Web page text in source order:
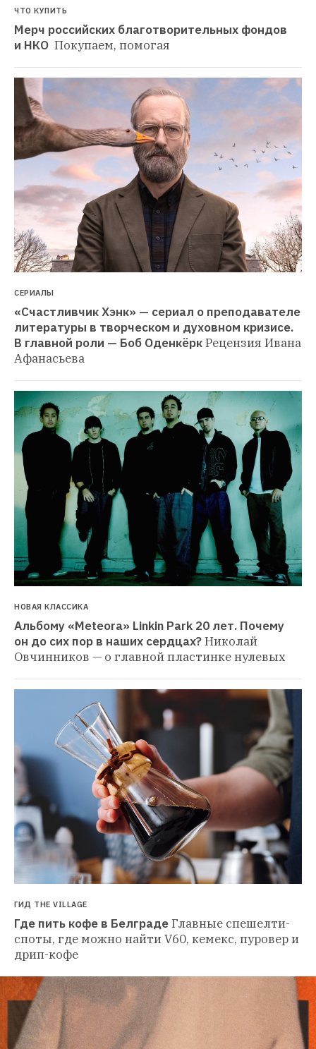
ЧТО КУПИТЬ
Мерч российских благотворительных фондов
и НКО Покупаем, помогая
СЕРИАЛЫ
«Счастливчик Хэнк» — сериал о преподавателе
литературы в творческом и духовном кризисе.
В главной роли — Боб ОденкёркРецензия Ивана
Афанасьева
НОВАЯ КЛАССИКА
Альбому «Meteora» Linkin Park 20 лет. Почему
он до сих пор в наших сердцах?Николай
Овчинников — о главной пластинке нулевых
ГИД THE VILLAGE
Где пить кофе в БелградеГлавные спешелти-
споты, где можно найти V60, кемекс, пуровер и
дрип-кофе